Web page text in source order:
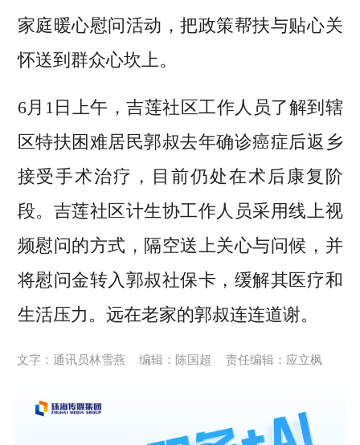
家庭暖心慰问活动，把政策帮扶与贴心关
怀送到群众心坎上。
6月1日上午，吉莲社区工作人员了解到辖
区特扶困难居民郭叔去年确诊癌症后返乡
接受手术治疗，目前仍处在术后康复阶
段。吉莲社区计生协工作人员采用线上视
频慰问的方式，隔空送上关心与问候，并
将慰问金转入郭叔社保卡，缓解其医疗和
生活压力。远在老家的郭叔连连道谢。
文字：通讯员林雪燕 编辑：陈国超 责任编辑：应立枫